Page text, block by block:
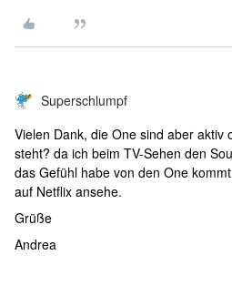
Superschlumpf
Vielen Dank, die One sind aber aktiv
steht? da ich beim TV-Sehen den
das Gefühl habe von den One
auf Netflix ansehe.
Grüße
Andrea